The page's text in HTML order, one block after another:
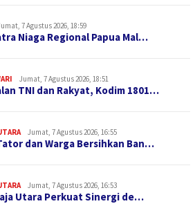
7 Agustus 2026, 18:59
Niaga Regional Papua Mal…
Jumat, 7 Agustus 2026, 18:51
TNI dan Rakyat, Kodim 1801…
Jumat, 7 Agustus 2026, 16:55
dan Warga Bersihkan Ban…
Jumat, 7 Agustus 2026, 16:53
Utara Perkuat Sinergi de…